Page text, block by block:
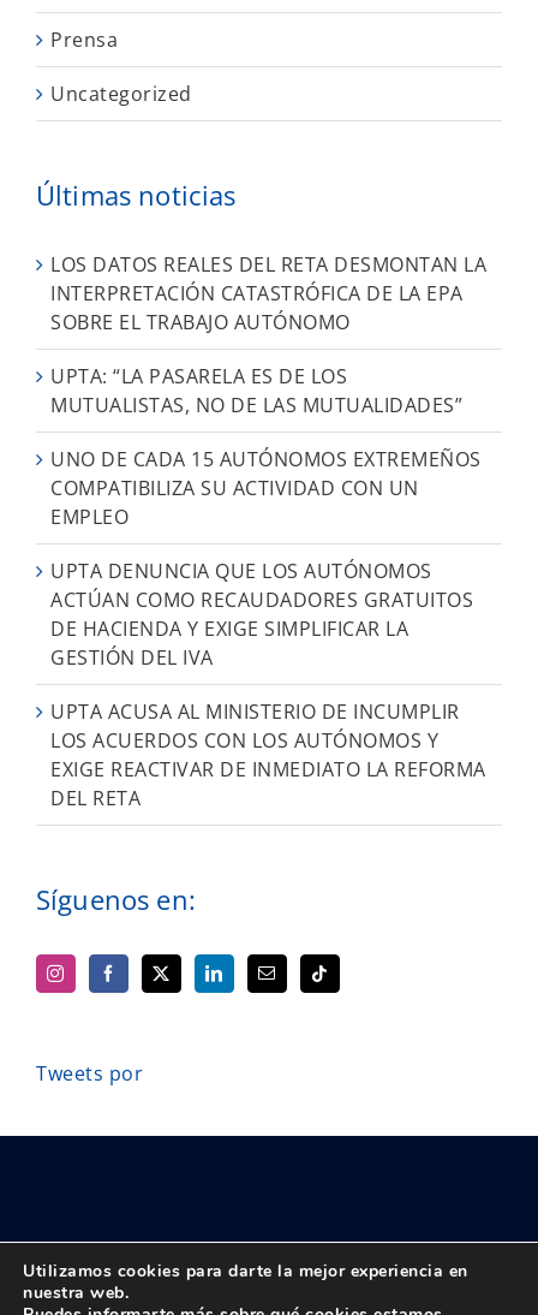
Prensa
Uncategorized
Últimas noticias
LOS DATOS REALES DEL RETA DESMONTAN LA
INTERPRETACIÓN CATASTRÓFICA DE LA EPA
SOBRE EL TRABAJO AUTÓNOMO
UPTA: “LA PASARELA ES DE LOS
MUTUALISTAS, NO DE LAS MUTUALIDADES”
UNO DE CADA 15 AUTÓNOMOS EXTREMEÑOS
COMPATIBILIZA SU ACTIVIDAD CON UN
EMPLEO
UPTA DENUNCIA QUE LOS AUTÓNOMOS
ACTÚAN COMO RECAUDADORES GRATUITOS
DE HACIENDA Y EXIGE SIMPLIFICAR LA
GESTIÓN DEL IVA
UPTA ACUSA AL MINISTERIO DE INCUMPLIR
LOS ACUERDOS CON LOS AUTÓNOMOS Y
EXIGE REACTIVAR DE INMEDIATO LA REFORMA
DEL RETA
Síguenos en:
Tweets por
Utilizamos cookies para darte la mejor experiencia en
nuestra web.